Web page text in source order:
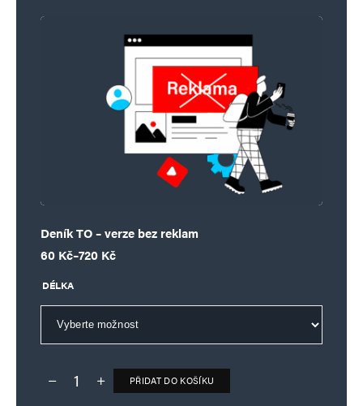
Deník TO – verze bez reklam
60 Kč–720 Kč
Rozpětí cen: 60 Kč až 720 Kč
DÉLKA
Deník TO – verze bez reklam množství
PŘIDAT DO KOŠÍKU